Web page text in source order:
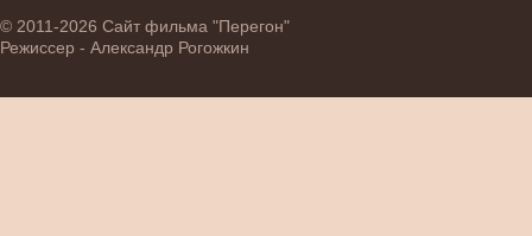
© 2011-2026 Сайт фильма "Перегон"
Режиссер - Александр Рогожкин